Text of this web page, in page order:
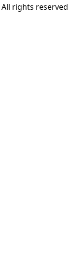
All rights reserved